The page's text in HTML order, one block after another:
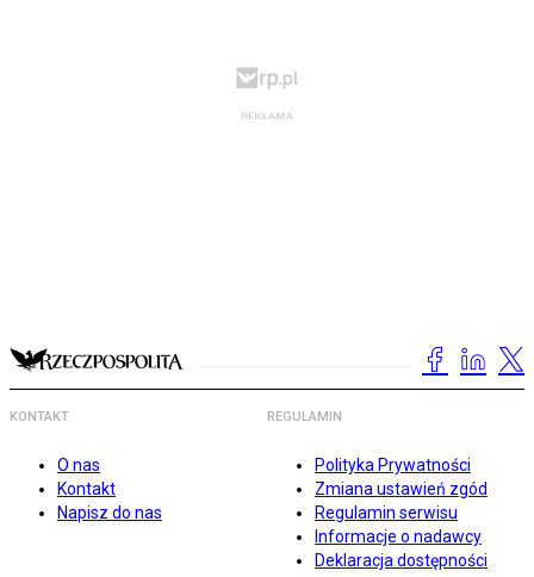
KONTAKT
O nas
Kontakt
Napisz do nas
REGULAMIN
Polityka Prywatności
Zmiana ustawień zgód
Regulamin serwisu
Informacje o nadawcy
Deklaracja dostępności